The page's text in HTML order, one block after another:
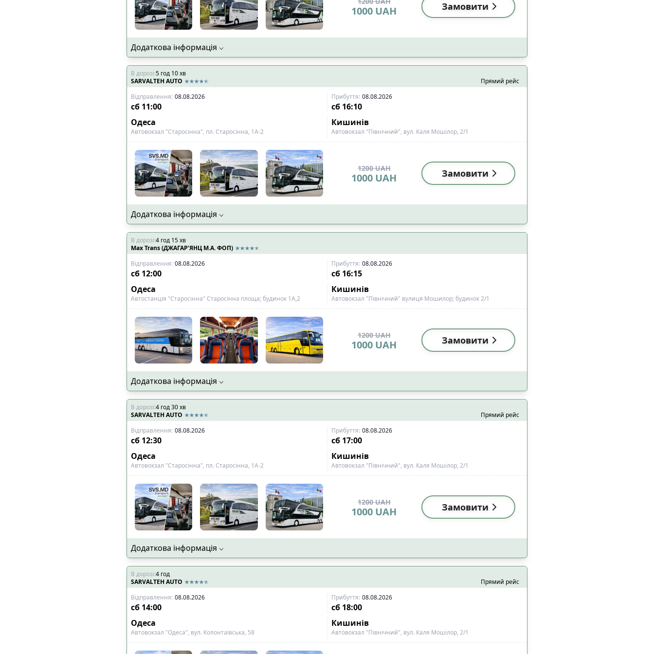
1000 UAH Замовити
Додаткова інформація
В дорозі:5 год 10хв
SARVALTEH AUTO
Прямий рейс
Відправлення: 08.08.2026 Прибуття: 08.08.2026
сб 11:00 сб 16:10
Одеса
Кишинів
Автовокзал "Старосінна", пл. Старосінна, 1A-2 Автовокзал "Північний", вул. Каля Мошілор, 2/1
1200 UAH
1000 UAH Замовити
Додаткова інформація
В дорозі:4 год 15хв
Max Trans (ДЖАГАР’ЯНЦ М.А. ФОП)
Відправлення: 08.08.2026 Прибуття: 08.08.2026
сб 12:00 сб 16:15
Одеса
Кишинів
Автостанція "Старосінна" Старосінна площа; будинок 1А,2 Автовокзал "Північний" вулиця Мошилор; будинок 2/1
1200 UAH
1000 UAH Замовити
Додаткова інформація
В дорозі:4 год30хв
SARVALTEH AUTO
Прямий рейс
Відправлення: 08.08.2026 Прибуття: 08.08.2026
сб 12:30 сб 17:00
Одеса
Кишинів
Автовокзал "Старосінна", пл. Старосінна, 1A-2 Автовокзал "Північний", вул. Каля Мошілор, 2/1
1200 UAH
1000 UAH Замовити
Додаткова інформація
В дорозі:4 год
SARVALTEH AUTO
Прямий рейс
Відправлення: 08.08.2026 Прибуття: 08.08.2026
сб 14:00 сб 18:00
Одеса
Кишинів
Автовокзал "Одеса", вул. Колонтаївська, 58 Автовокзал "Північний", вул. Каля Мошілор, 2/1